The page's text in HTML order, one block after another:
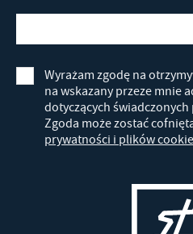
Wyrażam zgodę na
na wskazany przeze mnie
dotyczących
Zgoda może zostać
prywatności i plików